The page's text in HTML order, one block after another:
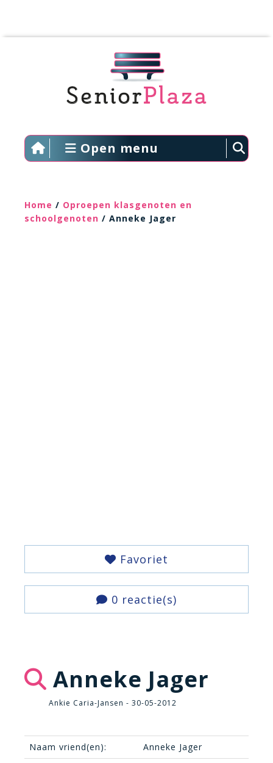
Open menu
Home / Oproepen klasgenoten en
schoolgenoten / Anneke Jager
Favoriet
0 reactie(s)
Anneke Jager
Ankie Caria-Jansen - 30-05-2012
Naam vriend(en):
Anneke Jager